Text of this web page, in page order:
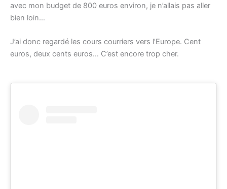
avec mon budget de 800 euros environ, je n’allais pas aller
bien loin…
J’ai donc regardé les cours courriers vers l’Europe. Cent
euros, deux cents euros… C’est encore trop cher.